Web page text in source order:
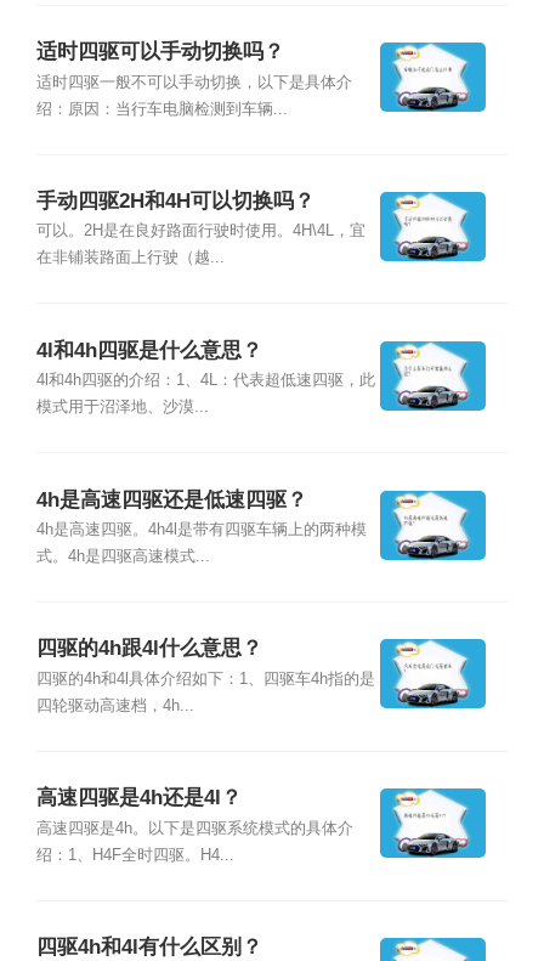
适时四驱可以手动切换吗？
适时四驱一般不可以手动切换，以下是具体介
绍：原因：当行车电脑检测到车辆...
手动四驱2H和4H可以切换吗？
可以。2H是在良好路面行驶时使用。4H\4L，宜
在非铺装路面上行驶（越...
4l和4h四驱是什么意思？
4l和4h四驱的介绍：1、4L：代表超低速四驱，此
模式用于沼泽地、沙漠...
4h是高速四驱还是低速四驱？
4h是高速四驱。4h4l是带有四驱车辆上的两种模
式。4h是四驱高速模式...
四驱的4h跟4l什么意思？
四驱的4h和4l具体介绍如下：1、四驱车4h指的是
四轮驱动高速档，4h...
高速四驱是4h还是4l？
高速四驱是4h。以下是四驱系统模式的具体介
绍：1、H4F全时四驱。H4...
四驱4h和4l有什么区别？